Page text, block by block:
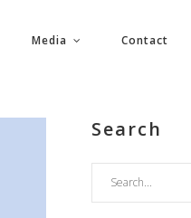
Media Contact
Search